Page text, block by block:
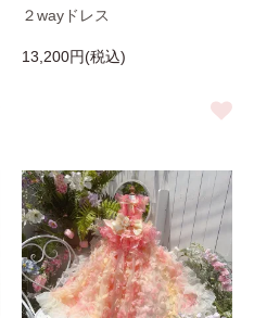
２wayドレス
13,200円(税込)